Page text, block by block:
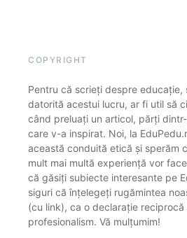
COPYRIGHT
Pentru că scrieți despre educație,
datorită acestui lucru, ar fi util să
când preluați un articol, părți
care v-a inspirat. Noi, la
această conduită etică și sperăm
mult mai multă experiență vor
că găsiți subiecte interesante pe
siguri că înțelegeți rugămintea
(cu link), ca o declarație
profesionalism. Vă mulțumim!